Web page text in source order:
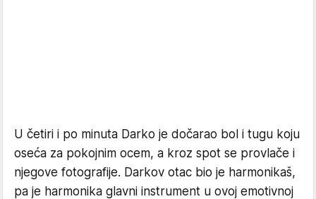
U četiri i po minuta Darko je dočarao bol i tugu koju
oseća za pokojnim ocem, a kroz spot se provlače i
njegove fotografije. Darkov otac bio je harmonikaš,
pa je harmonika glavni instrument u ovoj emotivnoj